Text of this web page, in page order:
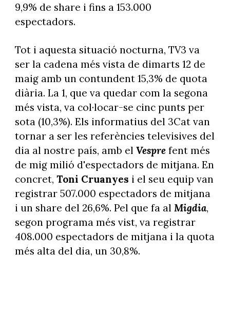
9,9% de share i fins a 153.000
espectadors.
Tot i aquesta situació nocturna, TV3 va
ser la cadena més vista de dimarts 12 de
maig amb un contundent 15,3% de quota
diària. La 1, que va quedar com la segona
més vista, va col·locar-se cinc punts per
sota (10,3%). Els informatius del 3Cat van
tornar a ser les referències televisives del
dia al nostre país, amb el Vesprefent més
de mig milió d'espectadors de mitjana. En
concret, Toni Cruanyes i el seu equip van
registrar 507.000 espectadors de mitjana
i un share del 26,6%. Pel que fa al Migdia,
segon programa més vist, va registrar
408.000 espectadors de mitjana i la quota
més alta del dia, un 30,8%.